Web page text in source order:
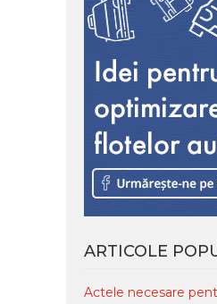
ARTICOLE
Actele necesare